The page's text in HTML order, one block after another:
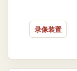
录像装置